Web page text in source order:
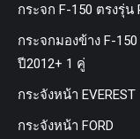
กระจก F-150 ตรงรุ่น
กระจกมองข้าง F-
ปี2012+ 1 คู่
กระจังหน้า EVEREST
กระจังหน้า FORD